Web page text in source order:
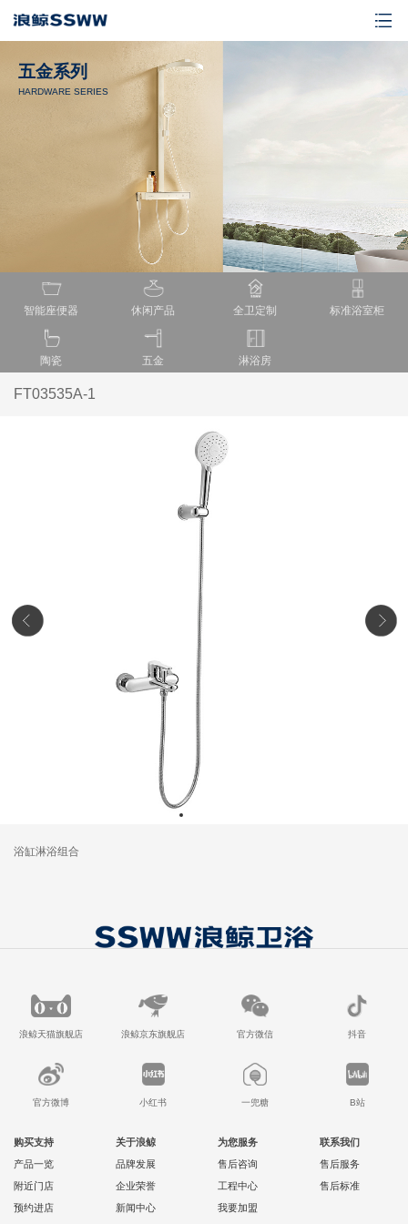
五金系列
HARDWARE SERIES
智能座便器 休闲产品 全卫定制 标准浴室柜
陶瓷 五金 淋浴房
FT03535A-1
浴缸淋浴组合
浪鲸天猫旗舰店 浪鲸京东旗舰店 官方微信 抖音
官方微博 小红书 一兜糖 B站
购买支持
产品一览
附近门店
预约进店
关于浪鲸
品牌发展
企业荣誉
新闻中心
为您服务
售后咨询
工程中心
我要加盟
联系我们
售后服务
售后标准